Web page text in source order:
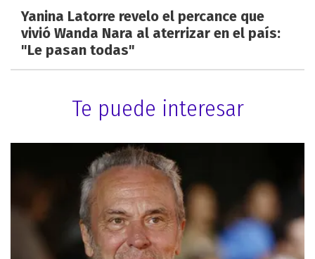
Yanina Latorre revelo el percance que
vivió Wanda Nara al aterrizar en el país:
"Le pasan todas"
Te puede interesar